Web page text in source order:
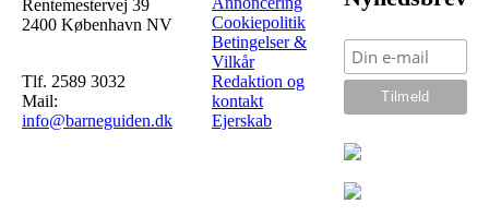
Rentemestervej 39
2400 København NV
Tlf. 2589 3032
Mail:
info@barneguiden.dk
Cookiepolitik
Betingelser &
Vilkår
Redaktion og
kontakt
Ejerskab